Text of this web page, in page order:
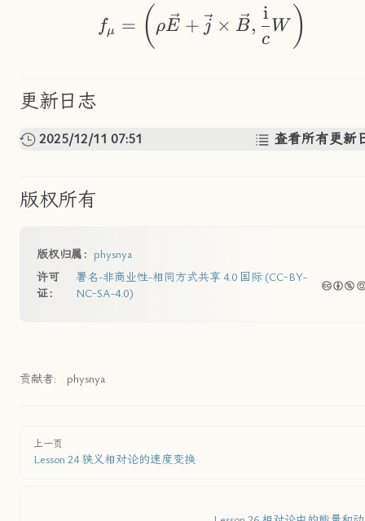
f_\mu =
fμ = ( ρE + j × B,
c
i
W )
更新日志
2025/12/11 07:51 查看所有更新
版权所有
版权归属： physnya
许可
证：
署名-非商业性-相同方式共享 4.0 国际 (CC-BY-
NC-SA-4.0)
贡献者: physnya
上一页
Lesson 24 狭义相对论的速度变换